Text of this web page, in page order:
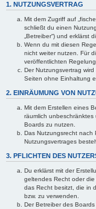
1. NUTZUNGSVERTRAG
Mit dem Zugriff auf
schließt du einen
„Betreiber“) und erklärst
Wenn du mit diesen
nicht weiter nutzen. Für
veröffentlichten
Der Nutzungsvertrag
Seiten ohne Einhaltung
2. EINRÄUMUNG VON
Mit dem Erstellen eines
räumlich
Boards zu nutzen.
Das Nutzungsrecht
Nutzungsvertrages
3. PFLICHTEN DES
Du erklärst mit der
geltendes Recht oder
das Recht besitzt, die in
bzw. zu verwenden.
Der Betreiber des